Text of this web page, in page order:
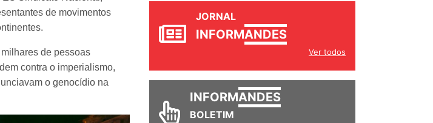
de movimentos
de pessoas
contra o imperialismo,
o genocídio na
JORNAL
Ver todos
INFORM